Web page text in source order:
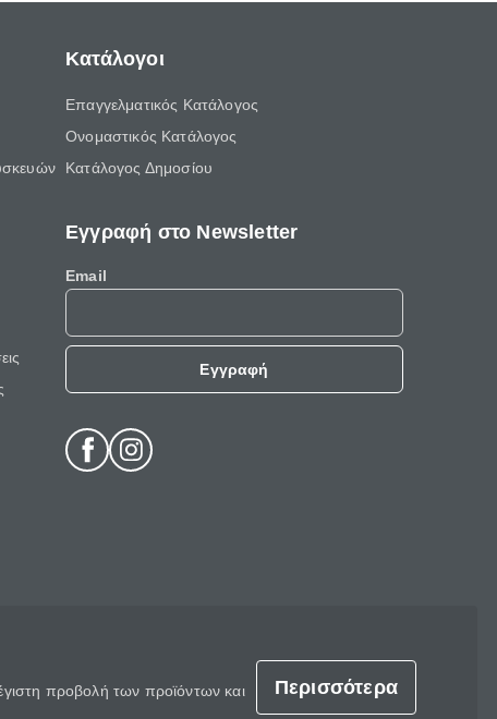
Κατάλογοι
Επαγγελματικός Κατάλογος
Ονομαστικός Κατάλογος
Κατάλογος Δημοσίου
Εγγραφή στο Newsletter
Email
Εγγραφή
προβολή των προϊόντων και
Περισσότερα